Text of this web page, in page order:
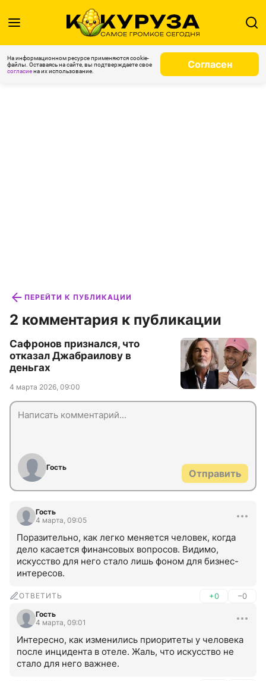
На информационном ресурсе применяются cookie-
файлы. Оставаясь на сайте, вы подтверждаете свое
согласиена их использование.
Согласен
ПЕРЕЙТИ К ПУБЛИКАЦИИ
2 комментария к публикации
Сафронов признался, что
отказал Джабраилову в
деньгах
4 марта 2026, 09:00
Гость
Отправить
Гость
4 марта, 09:05
Поразительно, как легко меняется человек, когда
дело касается финансовых вопросов. Видимо,
искусство для него стало лишь фоном для бизнес-
интересов.
ОТВЕТИТЬ +0 –0
Гость
4 марта, 09:01
Интересно, как изменились приоритеты у человека
после инцидента в отеле. Жаль, что искусство не
стало для него важнее.